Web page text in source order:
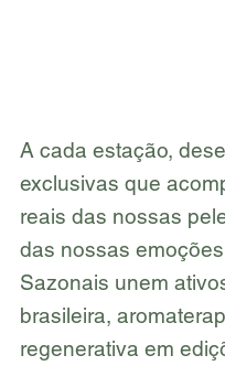
A cada estação,
exclusivas que
reais das nossas
das nossas
Sazonais unem
brasileira,
regenerativa em